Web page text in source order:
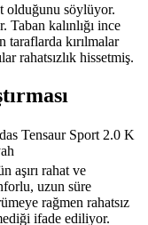
olduğunu söylüyor.
Taban kalınlığı ince
kırılmalar
rahatsızlık hissetmiş.
Tensaur Sport 2.0 K
aşırı rahat ve
uzun süre
rağmen rahatsız
ifade ediliyor.